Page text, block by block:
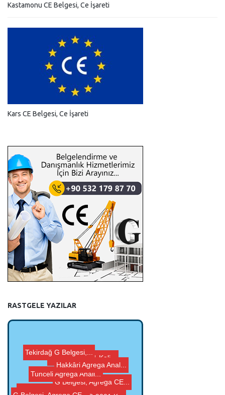
Kastamonu CE Belgesi, Ce İşareti
Kars CE Belgesi, Ce İşareti
RASTGELE YAZILAR
G Belgesi, Agrega CE...
Afyonkarahisar ISO 9...
İzmir ISO 9001 Kali...
Tunceli Agrega Anali...
Hakkâri Agrega Anal...